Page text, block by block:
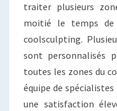
traiter plusieurs
moitié le temps
coolsculpting.
sont personnalisés
toutes les zones du
équipe de
une satisfaction